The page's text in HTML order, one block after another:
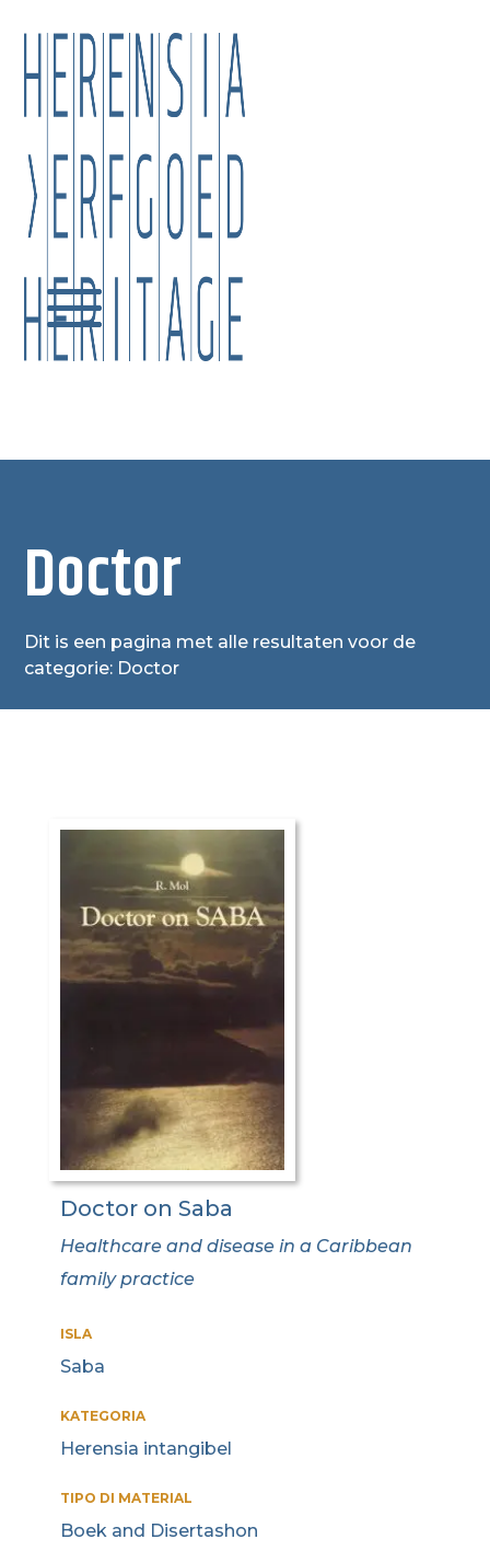
Doctor
Dit is een pagina met alle resultaten voor de
categorie: Doctor
Doctor on Saba
Healthcare and disease in a Caribbean
family practice
ISLA
Saba
KATEGORIA
Herensia intangibel
TIPO DI MATERIAL
Boek and Disertashon